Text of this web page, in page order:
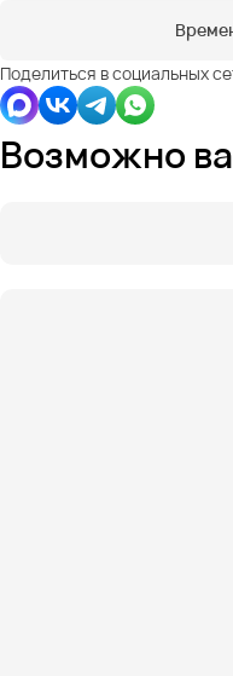
Поделиться в социальных
Возможно